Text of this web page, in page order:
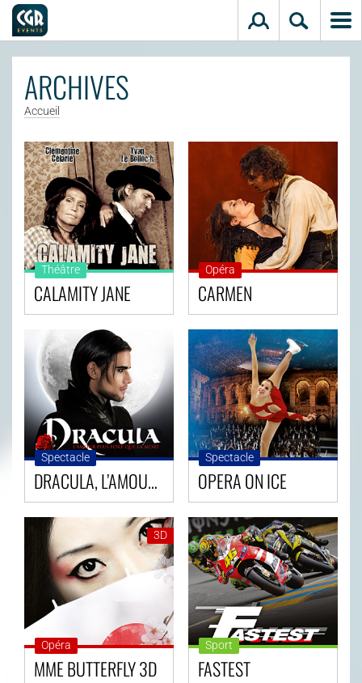
ARCHIVES
Accueil
Théâtre
CALAMITY JANE
Opéra
CARMEN
Spectacle
DRACULA, L’AMOUR PLUS FORT QUE LA MORT
Spectacle
OPERA ON ICE
3D
Opéra
MME BUTTERFLY 3D
Sport
FASTEST